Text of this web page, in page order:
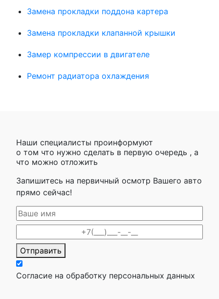
Замена прокладки поддона картера
Замена прокладки клапанной крышки
Замер компрессии в двигателе
Ремонт радиатора охлаждения
Наши специалисты проинформуют
о том что нужно сделать в первую очередь , а
что можно отложить
Запишитесь на первичный осмотр Вашего авто
прямо сейчас!
Отправить
Согласие на обработку персональных данных